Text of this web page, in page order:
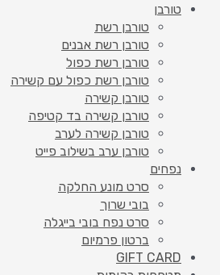
טורבן
טורבן רשת
טורבן רשת אבנים
טורבן רשת כפול
טורבן רשת כפול עם קשירה
טורבן קשירה
טורבן קשירה בד קטיפה
טורבן קשירה לערב
טורבן ערב בשילוב פייט
נפחים
סרט מונע החלקה
בובי שרוך
סרט נפח בובי בייגלה
ברטון פרמיום
GIFT CARD